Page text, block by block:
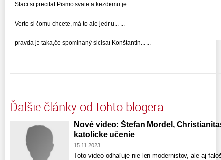
Staci si precitat Pismo svate a kezdemu je... ...
Verte si čomu chcete, má to ale jednu... ...
pravda je taka,če spominaný sicisar Konštantin... ...
Ďalšie články od tohto blogera
Nové video: Štefan Mordel,
katolícke učenie
15.11.2023
Toto video odhaľuje nie len modernistov, ale aj